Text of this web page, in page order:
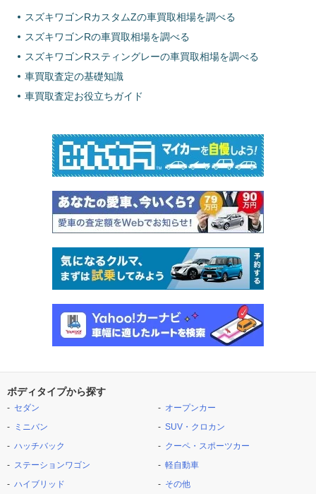
スズキワゴンRカスタムZの車買取相場を調べる
スズキワゴンRの車買取相場を調べる
スズキワゴンRスティングレーの車買取相場を調べる
車買取査定の基礎知識
車買取査定お役立ちガイド
ボディタイプから探す
セダン
ミニバン
ハッチバック
ステーションワゴン
ハイブリッド
オープンカー
SUV・クロカン
クーペ・スポーツカー
軽自動車
その他